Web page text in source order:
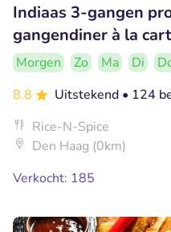
Indiaas 3-gangen
gangendiner à la
Morgen Zo Ma Di
8.8
Uitstekend • 124
Rice-N-Spice
Den Haag (0km)
Verkocht: 185